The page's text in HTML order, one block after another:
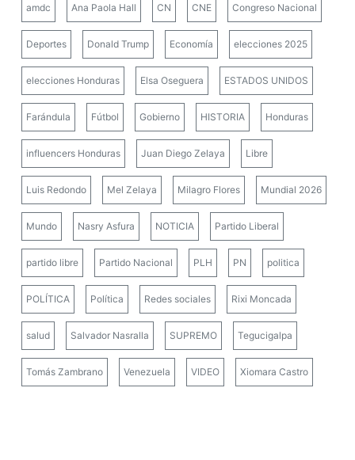
amdc Ana Paola Hall CN CNE Congreso Nacional
Deportes Donald Trump Economía elecciones 2025
elecciones Honduras Elsa Oseguera ESTADOS UNIDOS
Farándula Fútbol Gobierno HISTORIA Honduras
influencers Honduras Juan Diego Zelaya Libre
Luis Redondo Mel Zelaya Milagro Flores Mundial 2026
Mundo Nasry Asfura NOTICIA Partido Liberal
partido libre Partido Nacional PLH PN politica
POLÍTICA Política Redes sociales Rixi Moncada
salud Salvador Nasralla SUPREMO Tegucigalpa
Tomás Zambrano Venezuela VIDEO Xiomara Castro